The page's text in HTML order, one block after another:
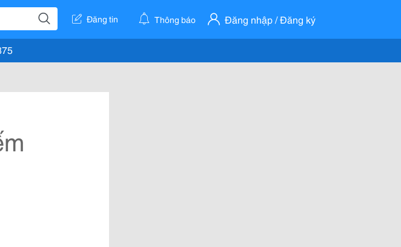
Đăng tin Thông báo Đăng nhập / Đăng ký